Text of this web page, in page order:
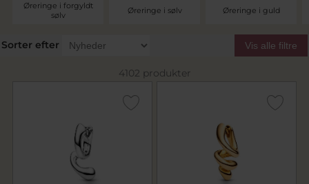
Øreringe i forgyldt
sølv
Øreringe i sølv Øreringe i guld
Sorter efter Vis alle filtre
4102 produkter